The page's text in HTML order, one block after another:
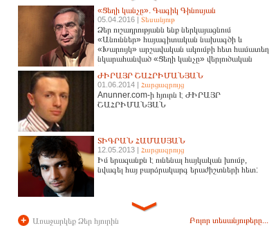
«Ցեղի կանչը». Գագիկ Գինոսյան
05.04.2016 | Տեսանյութ
Ձեր ուշադրությանն ենք ներկայացնում
«Անուններ» հայագիտական նախագծի և
«Խարույկ» արշավական ակումբի հետ համատեղ
նկարահանված «Ցեղի կանչը» վերլուծական
ԺԻՐԱՅՐ ՇԱՀՐԻՄԱՆՅԱՆ
01.06.2014 | Հարցազրույց
Anunner.com-ի հյուրն է ԺԻՐԱՅՐ
ՇԱՀՐԻՄԱՆՅԱՆ
ՏԻԳՐԱՆ ՀԱՄԱՍՅԱՆ
12.05.2013 | Հարցազրույց
Իմ երազանքն է ունենալ հայկական խումբ,
նվագել հայ բարձրակարգ երաժիշտների հետ:
+ Առաջարկեք Ձեր հյուրին Բոլոր տեսանյութերը...